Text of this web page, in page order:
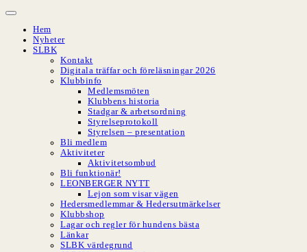
Hoppa
innehåll
Hem
Nyheter
SLBK
Kontakt
Digitala träffar och föreläsningar 2026
Klubbinfo
Medlemsmöten
Klubbens historia
Stadgar & arbetsordning
Styrelseprotokoll
Styrelsen – presentation
Bli medlem
Aktiviteter
Aktivitetsombud
Bli funktionär!
LEONBERGER NYTT
Lejon som visar vägen
Hedersmedlemmar & Hedersutmärkelser
Klubbshop
Lagar och regler för hundens bästa
Länkar
SLBK värdegrund